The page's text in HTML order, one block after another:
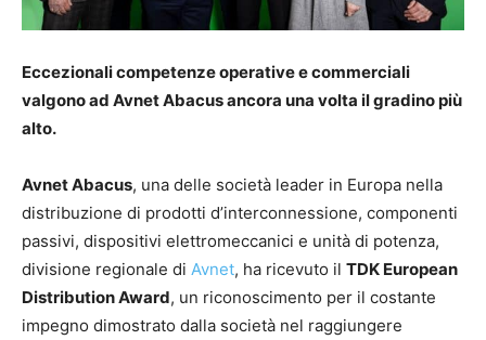
Eccezionali competenze operative e commerciali
valgono ad Avnet Abacus ancora una volta il gradino più
alto.
Avnet Abacus, una delle società leader in Europa nella
distribuzione di prodotti d’interconnessione, componenti
passivi, dispositivi elettromeccanici e unità di potenza,
divisione regionale di Avnet, ha ricevuto il TDK European
Distribution Award, un riconoscimento per il costante
impegno dimostrato dalla società nel raggiungere